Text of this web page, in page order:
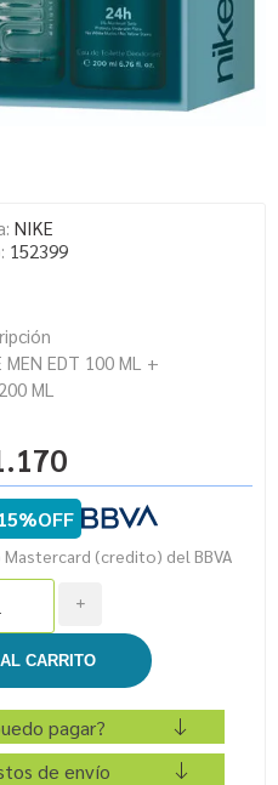
NIKE
152399
MEN EDT 100 ML +
ML
(credito) del BBVA
i
pagar?
de envío